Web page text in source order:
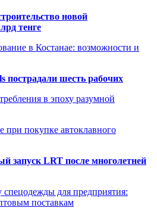
новой
тенге
в Костанае: возможности и
пострадали шесть рабочих
в эпоху разумной
при покупке автоклавного
запуск LRT после многолетней
спецодежды для предприятия:
поставкам